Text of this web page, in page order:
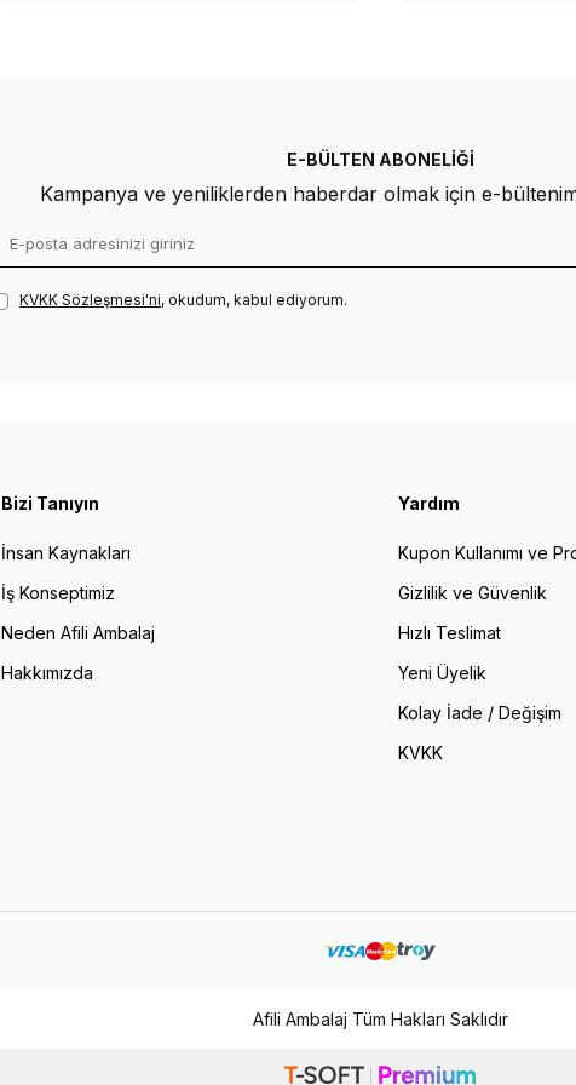
E-BÜLTEN ABONELIĞI
Kampanya ve yeniliklerden haberdar olmak için e-
KVKK Sözleşmesi'ni, okudum, kabul ediyorum.
Bizi Tanıyın
İnsan Kaynakları
İş Konseptimiz
Neden Afili Ambalaj
Hakkımızda
Yardım
Kupon Kullanımı ve
Gizlilik ve Güvenlik
Hızlı Teslimat
Yeni Üyelik
Kolay İade / Değişim
KVKK
Afili Ambalaj Tüm Hakları Saklıdır